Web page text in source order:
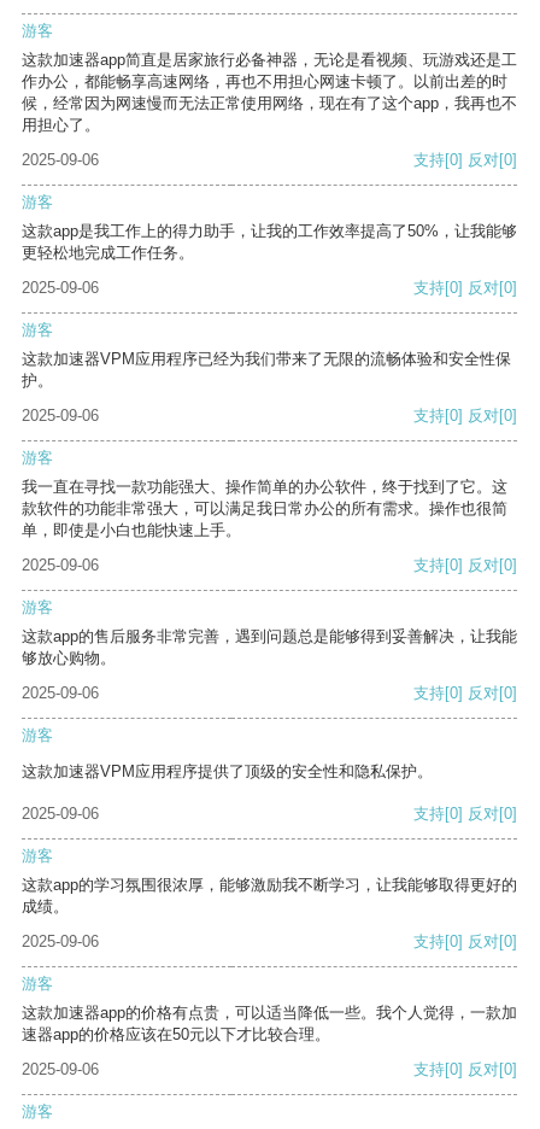
游客
这款加速器app简直是居家旅行必备神器，无论是看视频、玩游戏还是工
作办公，都能畅享高速网络，再也不用担心网速卡顿了。以前出差的时
候，经常因为网速慢而无法正常使用网络，现在有了这个app，我再也不
用担心了。
2025-09-06
支持[0] 反对[0]
游客
这款app是我工作上的得力助手，让我的工作效率提高了50%，让我能够
更轻松地完成工作任务。
2025-09-06
支持[0] 反对[0]
游客
这款加速器VPM应用程序已经为我们带来了无限的流畅体验和安全性保
护。
2025-09-06
支持[0] 反对[0]
游客
我一直在寻找一款功能强大、操作简单的办公软件，终于找到了它。这
款软件的功能非常强大，可以满足我日常办公的所有需求。操作也很简
单，即使是小白也能快速上手。
2025-09-06
支持[0] 反对[0]
游客
这款app的售后服务非常完善，遇到问题总是能够得到妥善解决，让我能
够放心购物。
2025-09-06
支持[0] 反对[0]
游客
这款加速器VPM应用程序提供了顶级的安全性和隐私保护。
2025-09-06 支持[0] 反对[0]
游客
这款app的学习氛围很浓厚，能够激励我不断学习，让我能够取得更好的
成绩。
2025-09-06
支持[0] 反对[0]
游客
这款加速器app的价格有点贵，可以适当降低一些。我个人觉得，一款加
速器app的价格应该在50元以下才比较合理。
2025-09-06
支持[0] 反对[0]
游客